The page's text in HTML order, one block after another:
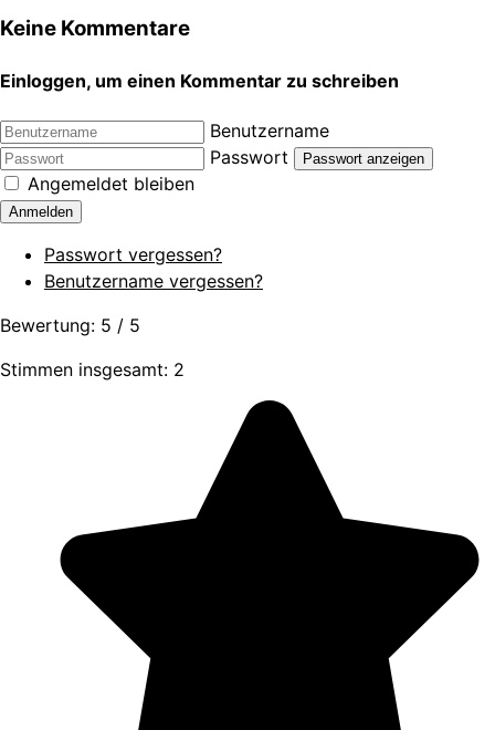
Keine Kommentare
Einloggen, um einen Kommentar zu schreiben
Benutzername
Passwort
Passwort anzeigen
Angemeldet bleiben
Anmelden
Passwort vergessen?
Benutzername vergessen?
Bewertung: 5 / 5
Stimmen insgesamt: 2